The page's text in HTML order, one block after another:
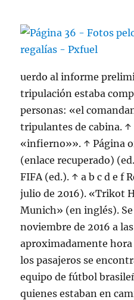
uerdo al informe
tripulación estaba
personas: «el
tripulantes de cabina. ↑
«infierno»». ↑ Página
(enlace recuperado)
FIFA (ed.). ↑ a b c d e f
julio de 2016). «Trikot
Munich» (en inglés).
noviembre de 2016 a
aproximadamente
los pasajeros se
equipo de fútbol
quienes estaban en